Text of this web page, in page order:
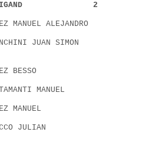
2
MANUEL ALEJANDRO
JUAN SIMON
MANUEL
JULIAN